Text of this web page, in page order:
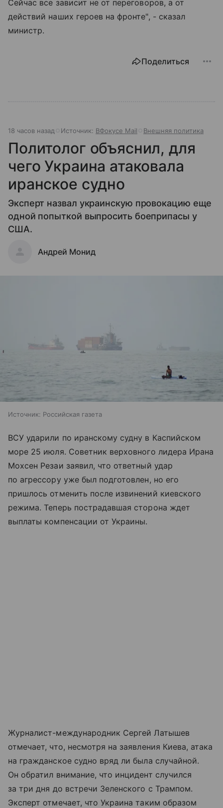
Сейчас все зависит не от переговоров, а от
действий наших героев на фронте", - сказал
министр.
Поделиться
18 часов назад Источник: ВФокусе Mail Внешняя политика
Политолог объяснил, для
чего Украина атаковала
иранское судно
Эксперт назвал украинскую провокацию еще
одной попыткой выпросить боеприпасы у
США.
Андрей Монид
Источник: Российская газета
ВСУ ударили по иранскому судну в Каспийском
море 25 июля. Советник верховного лидера Ирана
Мохсен Резаи заявил, что ответный удар
по агрессору уже был подготовлен, но его
пришлось отменить после извинений киевского
режима. Теперь пострадавшая сторона ждет
выплаты компенсации от Украины.
Журналист-международник Сергей Латышев
отмечает, что, несмотря на заявления Киева, атака
на гражданское судно вряд ли была случайной.
Он обратил внимание, что инцидент случился
за три дня до встречи Зеленского с Трампом.
Эксперт отмечает, что Украина таким образом